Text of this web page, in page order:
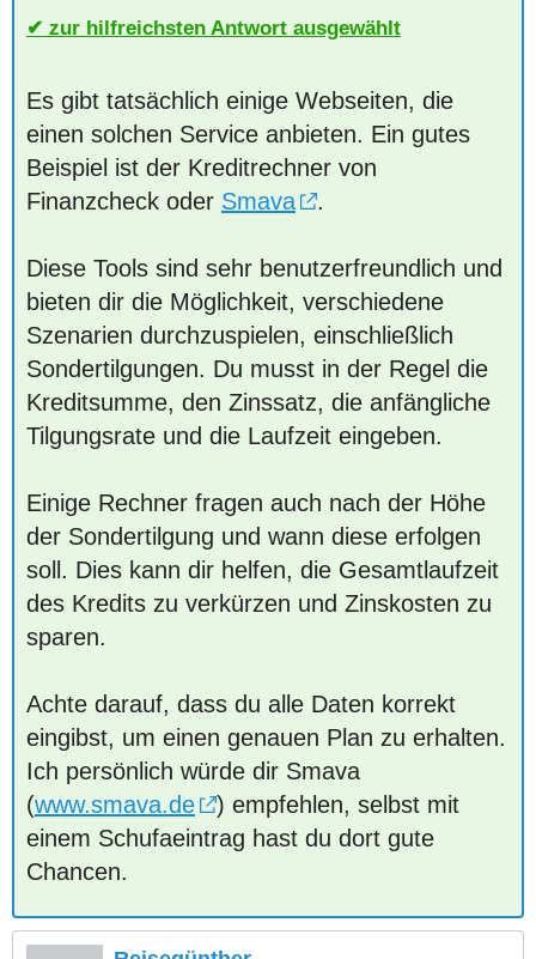
zur hilfreichsten Antwort ausgewählt
Es gibt tatsächlich einige Webseiten, die
einen solchen Service anbieten. Ein gutes
Beispiel ist der Kreditrechner von
Finanzcheck oder Smava .
Diese Tools sind sehr benutzerfreundlich und
bieten dir die Möglichkeit, verschiedene
Szenarien durchzuspielen, einschließlich
Sondertilgungen. Du musst in der Regel die
Kreditsumme, den Zinssatz, die anfängliche
Tilgungsrate und die Laufzeit eingeben.
Einige Rechner fragen auch nach der Höhe
der Sondertilgung und wann diese erfolgen
soll. Dies kann dir helfen, die Gesamtlaufzeit
des Kredits zu verkürzen und Zinskosten zu
sparen.
Achte darauf, dass du alle Daten korrekt
eingibst, um einen genauen Plan zu erhalten.
Ich persönlich würde dir Smava
(www.smava.de
) empfehlen, selbst mit
einem Schufaeintrag hast du dort gute
Chancen.